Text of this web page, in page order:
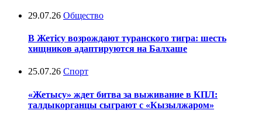
29.07.26 Общество
В Жетісу возрождают туранского тигра: шесть
хищников адаптируются на Балхаше
25.07.26 Спорт
«Жетысу» ждет битва за выживание в КПЛ:
талдыкорганцы сыграют с «Кызылжаром»